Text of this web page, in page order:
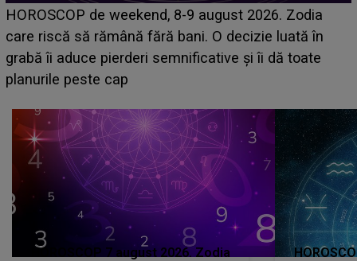
Emanuel a ținut ACEST DETALIU ASCUNS până
acum! În fața Alexandrei, concurentul din Casa Iubirii
face o MĂRTURISIRE NEAȘTEPTATĂ despre mama
sa: "I-am spus și ei în față, eu nu te iubesc pentru
HOROSCOP 7 august 2026. Zodia